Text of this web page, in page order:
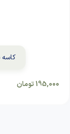
کاسه سرامیکی
195,000تومان